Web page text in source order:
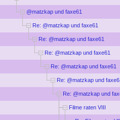
@matzkap und faxe61
Re: @matzkap und faxe61
Re: @matzkap und faxe61
Re: @matzkap und faxe61
Re: @matzkap und faxe61
Re: @matzkap und
Re: @matzkap und
Filme raten VIII